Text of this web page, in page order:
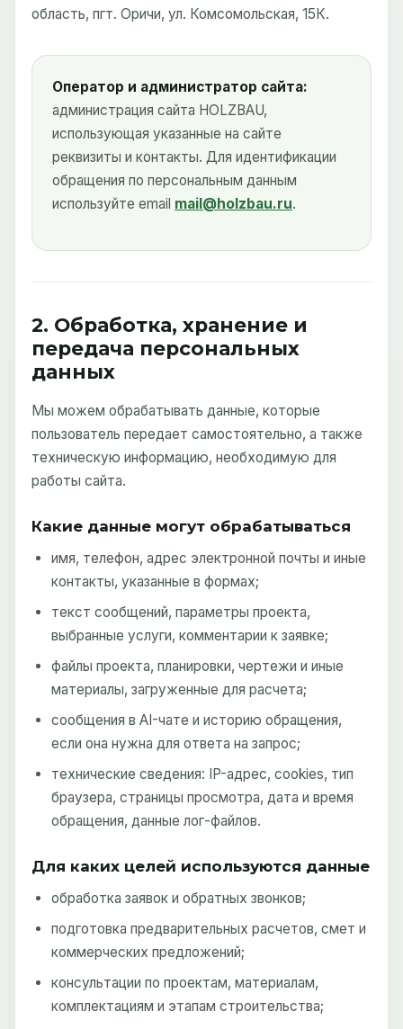
область, пгт. Оричи, ул. Комсомольская, 15К.
Оператор и администратор сайта:
администрация сайта HOLZBAU,
использующая указанные на сайте
реквизиты и контакты. Для идентификации
обращения по персональным данным
используйте email mail@holzbau.ru.
2. Обработка, хранение и
передача персональных
данных
Мы можем обрабатывать данные, которые
пользователь передает самостоятельно, а также
техническую информацию, необходимую для
работы сайта.
Какие данные могут обрабатываться
имя, телефон, адрес электронной почты и иные
контакты, указанные в формах;
текст сообщений, параметры проекта,
выбранные услуги, комментарии к заявке;
файлы проекта, планировки, чертежи и иные
материалы, загруженные для расчета;
сообщения в AI-чате и историю обращения,
если она нужна для ответа на запрос;
технические сведения: IP-адрес, cookies, тип
браузера, страницы просмотра, дата и время
обращения, данные лог-файлов.
Для каких целей используются данные
обработка заявок и обратных звонков;
подготовка предварительных расчетов, смет и
коммерческих предложений;
консультации по проектам, материалам,
комплектациям и этапам строительства;